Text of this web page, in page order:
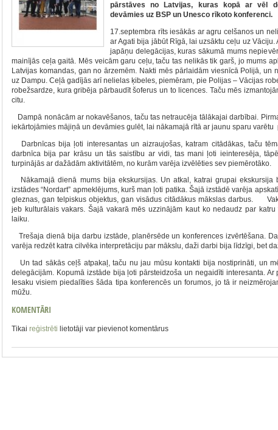
pārstāves no Latvijas, kuras kopā ar vēl
devāmies uz BSP un Unesco rīkoto konferenci.
17.septembra rīts iesākās ar agru celšanos un
ar Agati bija jābūt Rīgā, lai uzsāktu ceļu uz
japāņu delegācijas, kuras sākumā mums
mainījās ceļa gaitā. Mēs veicām garu ceļu, taču tas nelikās tik garš, jo mums
Latvijas komandas, gan no ārzemēm. Nakti mēs pārlaidām viesnīcā Polijā, un
uz Dampu. Ceļā gadījās arī nelielas ķibeles, piemēram, pie Polijas – Vācijas
robežsardze, kura gribēja pārbaudīt šoferus un to licences. Taču mēs
citu.
Dampā nonācām ar nokavēšanos, taču tas netraucēja tālākajai darbībai.
iekārtojāmies mājiņā un devāmies gulēt, lai nākamajā rītā ar jaunu sparu varētu
Darbnīcas bija ļoti interesantas un aizraujošas, katram citādākas, taču
darbnīca bija par krāsu un tās saistību ar vidi, tas mani ļoti ieinteresēja,
turpinājās ar dažādām aktivitātēm, no kurām varēja izvēlēties sev piemērotāko.
Nākamajā dienā mums bija ekskursijas. Un atkal, katrai grupai ekskursija
izstādes “Nordart” apmeklējums, kurš man ļoti patika. Šajā izstādē varēja
gleznas, gan telpiskus objektus, gan visādus citādākus mākslas darbus.
jeb kulturālais vakars. Šajā vakarā mēs uzzinājām kaut ko nedaudz par
laiku.
Trešaja dienā bija darbu izstāde, planērsēde un konferences izvērtēšana.
varēja redzēt katra cilvēka interpretāciju par mākslu, daži darbi bija līdzīgi, bet
Un tad sākās ceļš atpakaļ, taču nu jau mūsu kontakti bija nostiprināti, un
delegācijām. Kopumā izstāde bija ļoti pārsteidzoša un negaidīti interesanta. Ar
Iesaku visiem piedalīties šāda tipa konferencēs un forumos, jo tā ir
mūžu.
KOMENTĀRI
Tikai reģistrēti lietotāji var pievienot komentārus